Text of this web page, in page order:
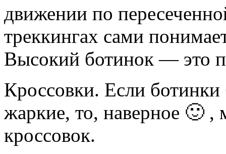
движении по
треккингах сами
Высокий ботинок — это
Кроссовки. Если
жаркие, то, наверное 🙂 ,
кроссовок.